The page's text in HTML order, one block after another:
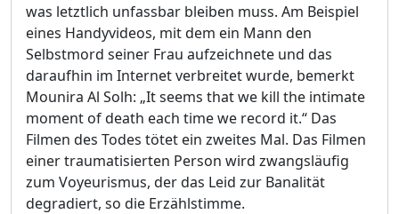
was letztlich unfassbar bleiben muss. Am Beispiel
eines Handyvideos, mit dem ein Mann den
Selbstmord seiner Frau aufzeichnete und das
daraufhin im Internet verbreitet wurde, bemerkt
Mounira Al Solh: „It seems that we kill the intimate
moment of death each time we record it.“ Das
Filmen des Todes tötet ein zweites Mal. Das Filmen
einer traumatisierten Person wird zwangsläufig
zum Voyeurismus, der das Leid zur Banalität
degradiert, so die Erzählstimme.